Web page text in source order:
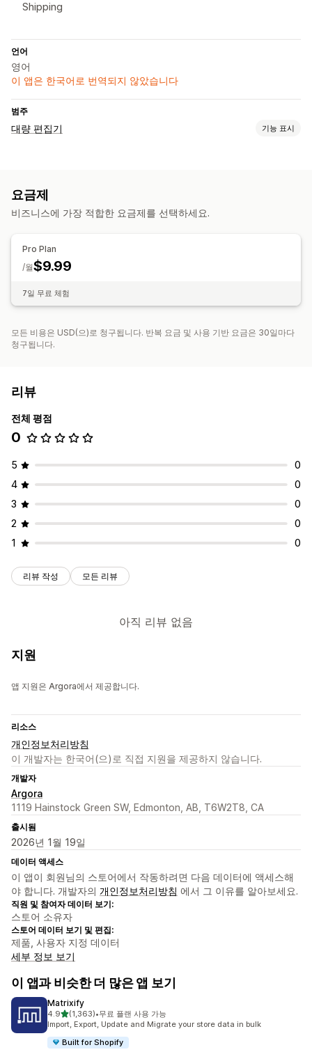
Shipping
언어
영어
이 앱은 한국어로 번역되지 않았습니다
범주
대량 편집기 기능 표시
조치
요금제
비즈니스에 가장 적합한 요금제를 선택하세요.
Pro Plan
$9.99
/월
7일 무료 체험
모든 비용은 USD(으)로 청구됩니다. 반복 요금 및 사용 기반 요금은 30일마다
청구됩니다.
리뷰
전체 평점
0
5
0
4
0
3
0
2
0
1
0
리뷰 작성 모든 리뷰
아직 리뷰 없음
지원
앱 지원은 Argora에서 제공합니다.
리소스
개인정보처리방침
이 개발자는 한국어(으)로 직접 지원을 제공하지 않습니다.
개발자
Argora
1119 Hainstock Green SW, Edmonton, AB, T6W2T8, CA
출시됨
2026년 1월 19일
데이터 액세스
이 앱이 회원님의 스토어에서 작동하려면 다음 데이터에 액세스해
야 합니다. 개발자의 개인정보처리방침 에서 그 이유를 알아보세요.
직원 및 참여자 데이터 보기:
스토어 소유자
스토어 데이터 보기 및 편집:
제품, 사용자 지정 데이터
세부 정보 보기
이 앱과 비슷한 더 많은 앱 보기
Matrixify
4.9별 5개 중
(1,363)
총 리뷰 1363개
•무료 플랜 사용 가능
Import, Export, Update and Migrate your store data in bulk
Built for Shopify